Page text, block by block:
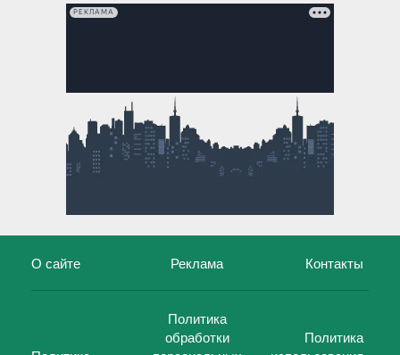
РЕКЛАМА
О сайте Реклама Контакты
Политика
обработки
Политика